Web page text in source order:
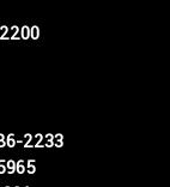
2233